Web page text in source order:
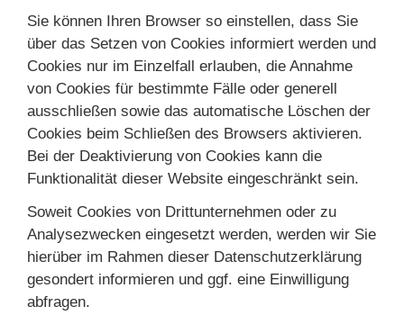
Sie können Ihren Browser so einstellen, dass Sie
über das Setzen von Cookies informiert werden und
Cookies nur im Einzelfall erlauben, die Annahme
von Cookies für bestimmte Fälle oder generell
ausschließen sowie das automatische Löschen der
Cookies beim Schließen des Browsers aktivieren.
Bei der Deaktivierung von Cookies kann die
Funktionalität dieser Website eingeschränkt sein.
Soweit Cookies von Drittunternehmen oder zu
Analysezwecken eingesetzt werden, werden wir Sie
hierüber im Rahmen dieser Datenschutzerklärung
gesondert informieren und ggf. eine Einwilligung
abfragen.